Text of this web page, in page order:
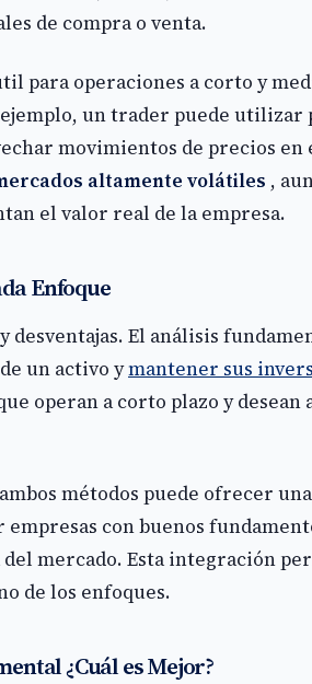
de compra o venta.
para operaciones a corto y
un trader puede
movimientos de precios
altamente volátiles ,
el valor real de la empresa.
Enfoque
desventajas. El análisis
un activo ymantener sus
operan a corto plazo y
métodos puede ofrecer
con buenos
mercado. Esta integración
de los enfoques.
¿Cuál es Mejor?